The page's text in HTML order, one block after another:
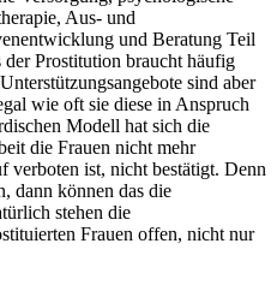
Aus- und
und Beratung Teil
Prostitution braucht häufig
sind aber
wie oft sie diese in Anspruch
Modell hat sich die
die Frauen nicht mehr
verboten ist, nicht bestätigt. Denn
dann können das die
stehen die
Frauen offen, nicht nur